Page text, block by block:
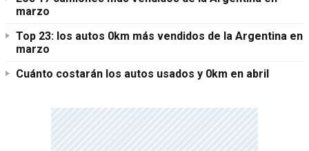
marzo
Top 23: los autos 0km más vendidos de la Argentina en
marzo
Cuánto costarán los autos usados y 0km en abril